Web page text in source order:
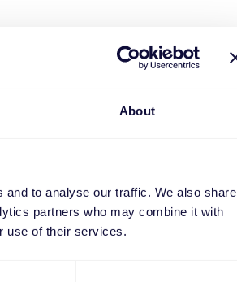
About
to analyse our traffic. We also share
partners who may combine it with
use of their services.
2 и 3 Год 4 и 5
Год 2, 3, 4 и 5